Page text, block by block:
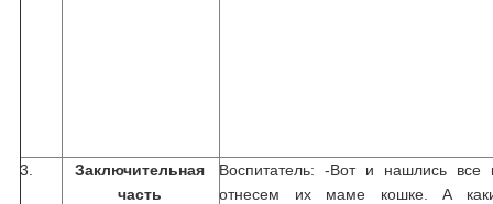
3.
Заключительная
часть
Воспитатель: -Вот и нашлись все
отнесем их маме кошке. А